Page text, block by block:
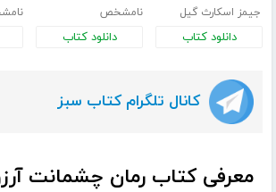
جیمز اسکارث گیل
دانلود کتاب
نامشخص
دانلود کتاب
کانال تلگرام کتاب سبز
معرفی کتاب رمان چشمانت